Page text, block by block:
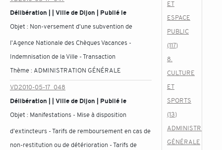
Délibération | | Ville de Dijon | Publié le
Objet : Non-versement d'une subvention de
l'Agence Nationale des Chèques Vacances -
Indemnisation de la Ville - Transaction
Thème : ADMINISTRATION GÉNÉRALE
VD2010-05-17_048
Délibération | | Ville de Dijon | Publié le
Objet : Manifestations - Mise à disposition
d'extincteurs - Tarifs de remboursement en cas de
non-restitution ou de détérioration - Tarifs de
ET
ESPACE
PUBLIC
(117)
8.
CULTURE
ET
SPORTS
(13)
ADMINISTRATION
GÉNÉRALE